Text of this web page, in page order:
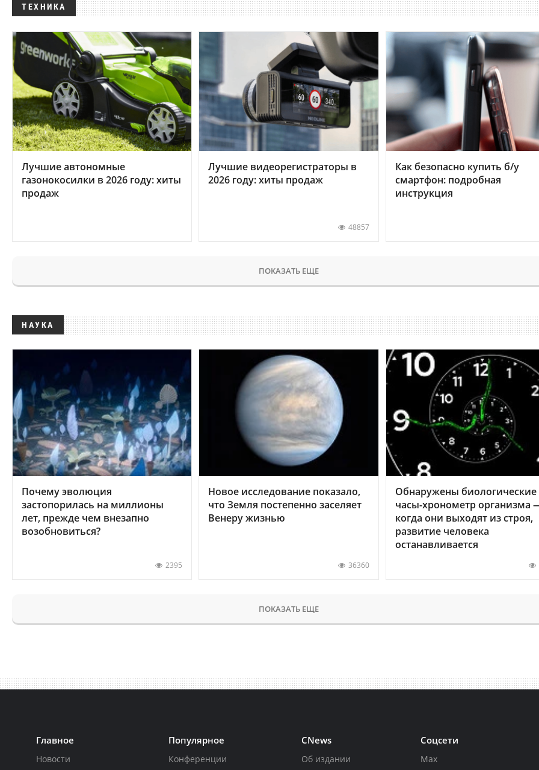
ТЕХНИКА
Лучшие автономные
газонокосилки в 2026 году: хиты
продаж
Лучшие видеорегистраторы в
2026 году: хиты продаж
48857
Как безопасно купить б/у
смартфон: подробная
инструкция
ПОКАЗАТЬ ЕЩЕ
НАУКА
Почему эволюция
застопорилась на миллионы
лет, прежде чем внезапно
возобновиться?
2395
Новое исследование показало,
что Земля постепенно заселяет
Венеру жизнью
36360
Обнаружены биологические
часы-хронометр организма
когда они выходят из строя,
развитие человека
останавливается
ПОКАЗАТЬ ЕЩЕ
Главное
Новости
Популярное
Конференции
CNews
Об издании
Соцсети
Max